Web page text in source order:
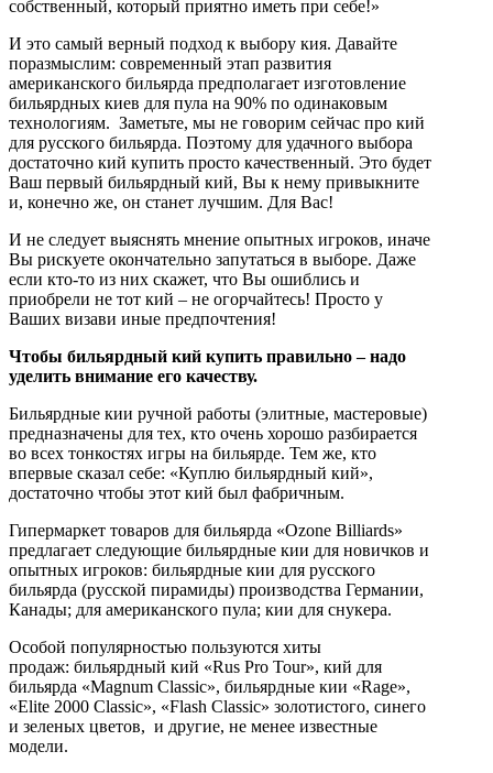
собственный, который приятно иметь при себе!»
И это самый верный подход к выбору кия. Давайте
поразмыслим: современный этап развития
американского бильярда предполагает изготовление
бильярдных киев для пула на 90% по одинаковым
технологиям. Заметьте, мы не говорим сейчас про кий
для русского бильярда. Поэтому для удачного выбора
достаточно кий купить просто качественный. Это будет
Ваш первый бильярдный кий, Вы к нему привыкните
и, конечно же, он станет лучшим. Для Вас!
И не следует выяснять мнение опытных игроков, иначе
Вы рискуете окончательно запутаться в выборе. Даже
если кто-то из них скажет, что Вы ошиблись и
приобрели не тот кий – не огорчайтесь! Просто у
Ваших визави иные предпочтения!
Чтобы бильярдный кий купить правильно – надо
уделить внимание его качеству.
Бильярдные кии ручной работы (элитные, мастеровые)
предназначены для тех, кто очень хорошо разбирается
во всех тонкостях игры на бильярде. Тем же, кто
впервые сказал себе: «Куплю бильярдный кий»,
достаточно чтобы этот кий был фабричным.
Гипермаркет товаров для бильярда «Ozone Billiards»
предлагает следующие бильярдные кии для новичков и
опытных игроков: бильярдные кии для русского
бильярда (русской пирамиды) производства Германии,
Канады; для американского пула; кии для снукера.
Особой популярностью пользуются хиты
продаж: бильярдный кий «Rus Pro Tour», кий для
бильярда «Magnum Classic», бильярдные кии «Rage»,
«Elite 2000 Classic», «Flash Classic» золотистого, синего
и зеленых цветов, и другие, не менее известные
модели.